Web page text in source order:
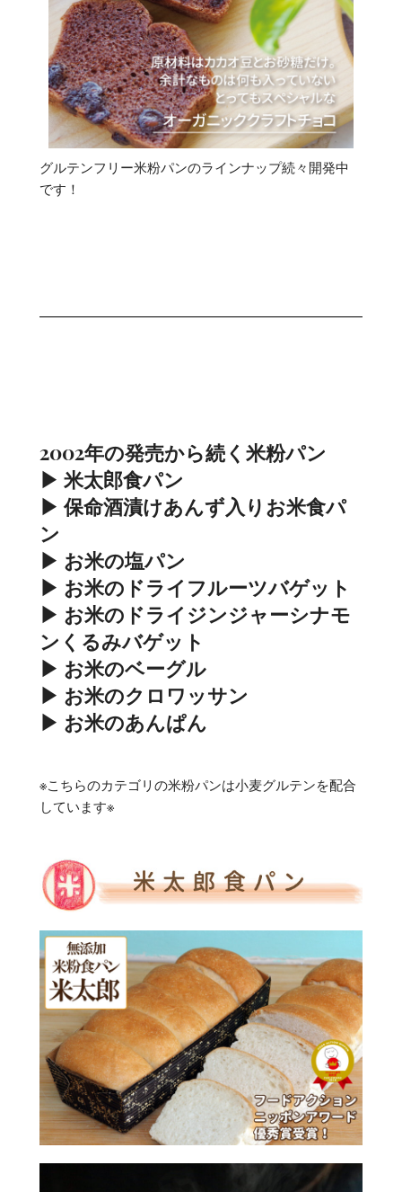
グルテンフリー米粉パンのラインナップ続々開発中
です！
2002年の発売から続く米粉パン
▶ 米太郎食パン
▶ 保命酒漬けあんず入りお米食パ
ン
▶ お米の塩パン
▶ お米のドライフルーツバゲット
▶ お米のドライジンジャーシナモ
ンくるみバゲット
▶ お米のベーグル
▶ お米のクロワッサン
▶ お米のあんぱん
※こちらのカテゴリの米粉パンは小麦グルテンを配合
しています※